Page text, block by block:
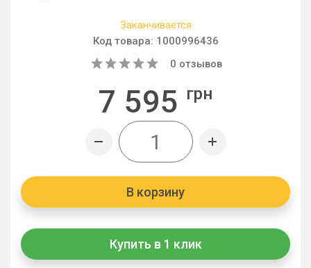
Заканчивается
Код товара: 1000996436
0 отзывов
7 595 грн
В корзину
Купить в 1 клик